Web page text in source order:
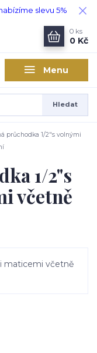
slevu 5%
Menu
Hledat
0 ks
0 Kč
průchodka 1/2"s volnými
1/2"s
včetně